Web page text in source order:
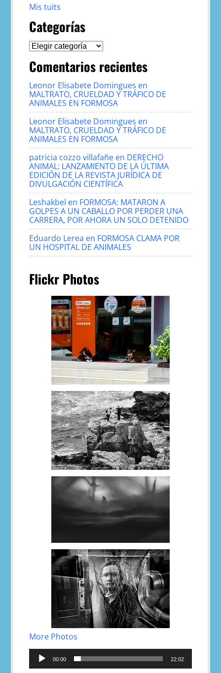
Mis tuits
Categorías
Categorías
Comentarios recientes
Leonor Elisabete Domingues en
MALTRATO, CRUELDAD Y TRÁFICO DE
ANIMALES EN FORMOSA
Leonor Elisabete Domingues en
MALTRATO, CRUELDAD Y TRÁFICO DE
ANIMALES EN FORMOSA
patricia cozzo villafañe en DERECHO
ANIMAL: LANZAMIENTO DE LA ÚLTIMA
EDICIÓN DE LA REVISTA JURÍDICA DE
DIVULGACIÓN CIENTÍFICA
Leshakbel en FORMOSA: MATARON A
GOLPES A UN CABALLO POR PERDER UNA
CARRERA, POR AHORA UN SOLO DETENIDO
Eduardo Lerea en FORMOSA CLAMA POR
UN HOSPITAL DE ANIMALES
Flickr Photos
More Photos
Reproductor
audio
00:00 22:02